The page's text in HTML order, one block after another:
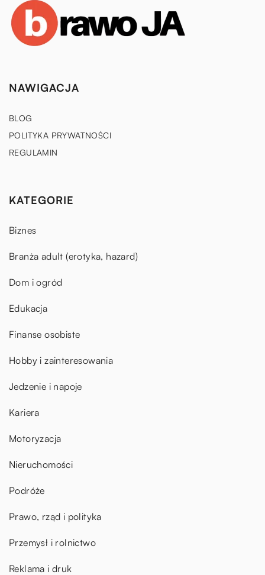
NAWIGACJA
BLOG
POLITYKA PRYWATNOŚCI
REGULAMIN
KATEGORIE
Biznes
Branża adult (erotyka, hazard)
Dom i ogród
Edukacja
Finanse osobiste
Hobby i zainteresowania
Jedzenie i napoje
Kariera
Motoryzacja
Nieruchomości
Podróże
Prawo, rząd i polityka
Przemysł i rolnictwo
Reklama i druk